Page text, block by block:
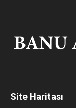
Site Haritası